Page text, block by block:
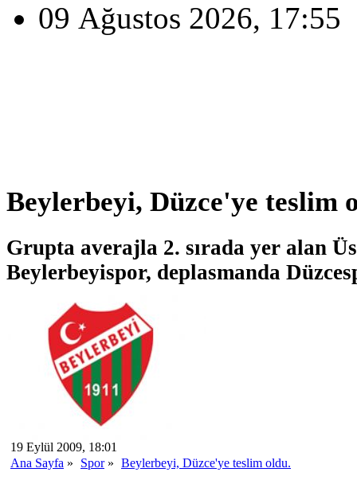
09 Ağustos 2026, 17:55
Beylerbeyi, Düzce'ye teslim
Grupta averajla 2. sırada yer alan
Beylerbeyispor, deplasmanda
19 Eylül 2009, 18:01
Ana Sayfa » Spor» Beylerbeyi, Düzce'ye teslim oldu.